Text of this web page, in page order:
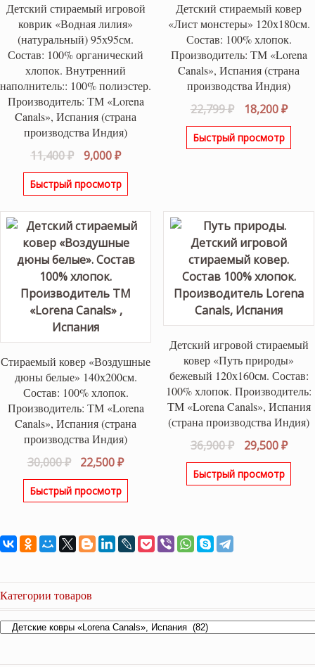
Детский стираемый игровой
коврик «Водная лилия»
(натуральный) 95х95см.
Состав: 100% органический
хлопок. Внутренний
наполнитель:: 100% полиэстер.
Производитель: ТМ «Lorena
Canals», Испания (страна
производства Индия)
11,400₽
Первоначальная
цена
составляла
9,000₽Текущая
цена:
9,000 ₽.
Быстрый просмотр
Детский стираемый ковер
«Лист монстеры» 120х180см.
Состав: 100% хлопок.
Производитель: ТМ «Lorena
Canals», Испания (страна
производства Индия)
22,799₽
цена
составляла
18,200₽
Быстрый просмотр
Стираемый ковер «Воздушные
дюны белые» 140х200см.
Состав: 100% хлопок.
Производитель: ТМ «Lorena
Canals», Испания (страна
производства Индия)
30,000₽
Первоначальная
цена
составляла
22,500₽Текущая
цена:
Быстрый просмотр
Детский игровой стираемый
ковер «Путь природы»
бежевый 120х160см. Состав:
100% хлопок. Производитель:
ТМ «Lorena Canals», Испания
(страна производства Индия)
36,900₽
цена
составляла
29,500₽
Быстрый просмотр
Категории товаров